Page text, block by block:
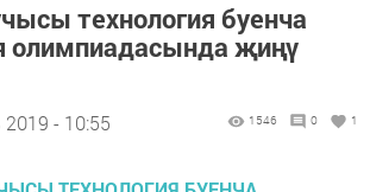
технология буенча
олимпиадасында җиңү
- 10:55 1546 0 1